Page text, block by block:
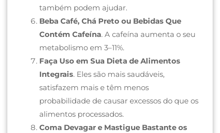
também podem ajudar.
Beba Café, Chá Preto ou Bebidas Que
Contém Cafeína. A cafeína aumenta o seu
metabolismo em 3–11%.
Faça Uso em Sua Dieta de Alimentos
Integrais. Eles são mais saudáveis,
satisfazem mais e têm menos
probabilidade de causar excessos do que os
alimentos processados.
Coma Devagar e Mastigue Bastante os